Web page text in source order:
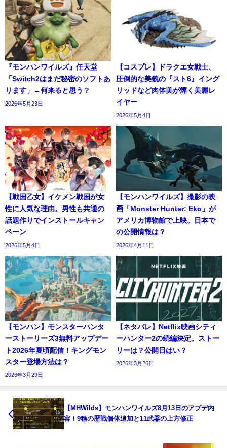
『モンハンワイルズ』任天堂
「Switch2はまだ秘密のソフトあ
ります」←何来ると思う？
2026年5月23日
【コスプレ】ドラクエ女戦士、
圧倒的な美貌の『スト6』イング
リッドなど肉体美が輝く美麗レ
イヤー
2026年5月4日
【戦国乙女】イケメン戦国が女
性に人気な理由。男性も共通の
話題作りでインストールキャン
ペーン
2026年5月4日
【モンハンワイルズ】撮影の映
画「Monster Hunter: Eko」が
アメリカ博物館で上映。日本で
の公開情報は？
2026年4月11日
【モンハン】モンスターハンタ
ーストーリーズ3無料アップデー
ト2026年夏頃配信！キングモン
スター登場方法は？
2026年3月29日
【ネタバレ】Netflix映画シティ
ーハンター2の続編決定。ストー
リーは？公開日はい？
2026年3月26日
【MHWilds】モンハンワイルズ8月13日のアプデ内
容！9種の歴戦個体追加と11武器の上方修正